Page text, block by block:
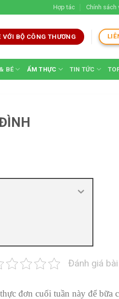
Hợp tác Chính sách
VỚI BỘ CÔNG THƯƠNG
BÉ ẨM THỰC TIN TỨC
Đánh giá
đơn cuối tuần này để bữa